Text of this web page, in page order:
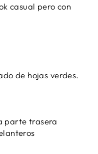
casual pero con
de hojas verdes.
parte trasera